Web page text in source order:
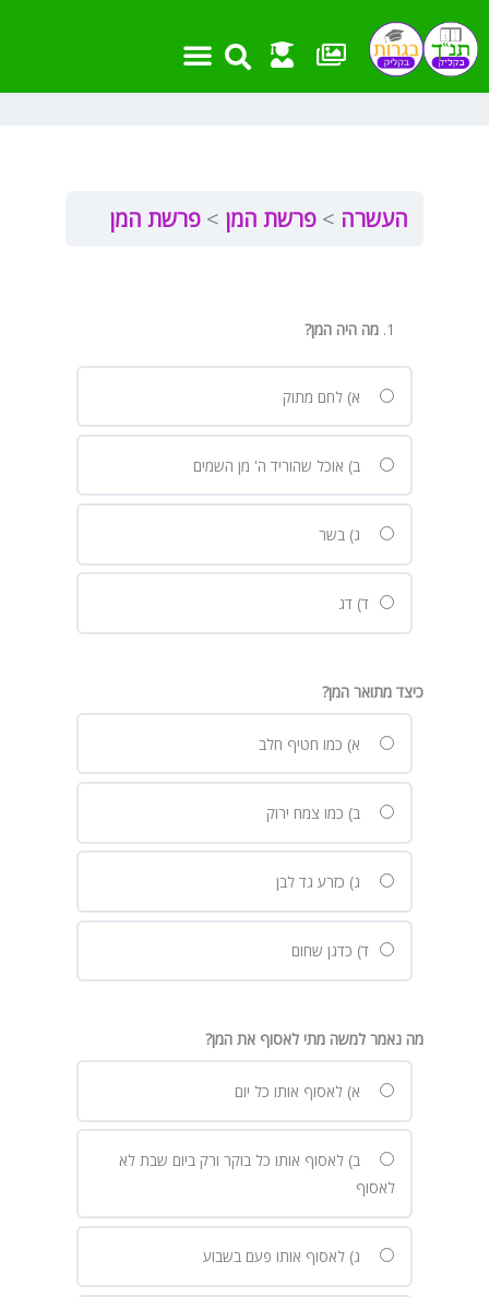
לתוכן
העשרה פרשת המן פרשת המן
מה היה המן?
א) לחם מתוק
ב) אוכל שהוריד ה' מן השמים
ג) בשר
ד) דג
כיצד מתואר המן?
א) כמו חטיף חלב
ב) כמו צמח ירוק
ג) כזרע גד לבן
ד) כדגן שחום
מה נאמר למשה מתי לאסוף את המן?
א) לאסוף אותו כל יום
ב) לאסוף אותו כל בוקר ורק ביום שבת לא
לאסוף
ג) לאסוף אותו פעם בשבוע